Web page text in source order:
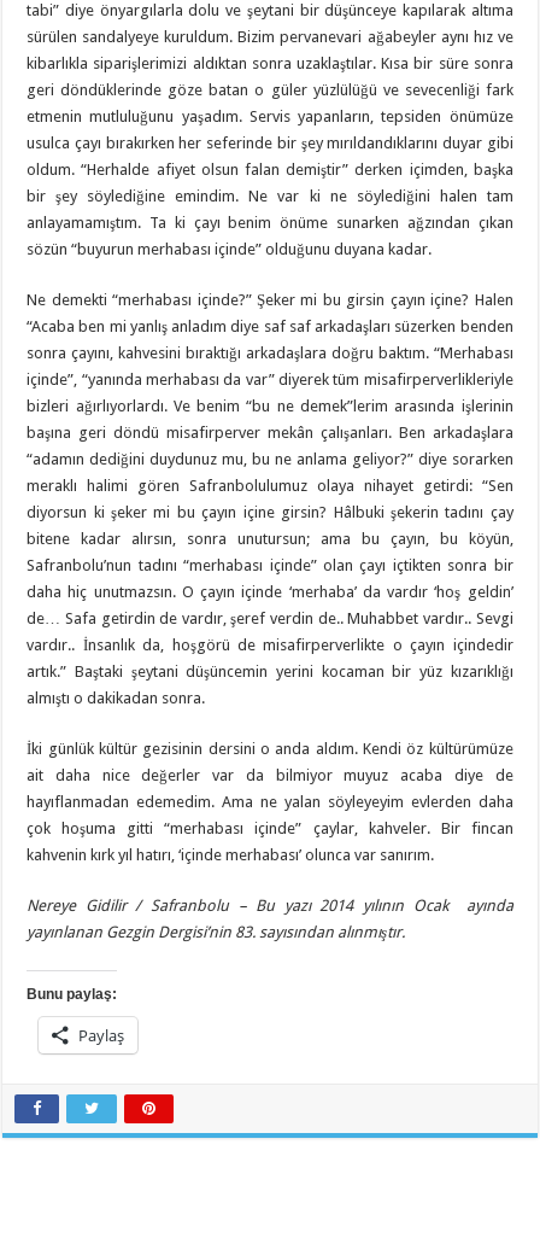
tabi” diye önyargılarla dolu ve şeytani bir düşünceye kapılarak altıma
sürülen sandalyeye kuruldum. Bizim pervanevari ağabeyler aynı hız ve
kibarlıkla siparişlerimizi aldıktan sonra uzaklaştılar. Kısa bir süre sonra
geri döndüklerinde göze batan o güler yüzlülüğü ve sevecenliği fark
etmenin mutluluğunu yaşadım. Servis yapanların, tepsiden önümüze
usulca çayı bırakırken her seferinde bir şey mırıldandıklarını duyar gibi
oldum. “Herhalde afiyet olsun falan demiştir” derken içimden, başka
bir şey söylediğine emindim. Ne var ki ne söylediğini halen tam
anlayamamıştım. Ta ki çayı benim önüme sunarken ağzından çıkan
sözün “buyurun merhabası içinde” olduğunu duyana kadar.
Ne demekti “merhabası içinde?” Şeker mi bu girsin çayın içine? Halen
“Acaba ben mi yanlış anladım diye saf saf arkadaşları süzerken benden
sonra çayını, kahvesini bıraktığı arkadaşlara doğru baktım. “Merhabası
içinde”, “yanında merhabası da var” diyerek tüm misafirperverlikleriyle
bizleri ağırlıyorlardı. Ve benim “bu ne demek”lerim arasında işlerinin
başına geri döndü misafirperver mekân çalışanları. Ben arkadaşlara
“adamın dediğini duydunuz mu, bu ne anlama geliyor?” diye sorarken
meraklı halimi gören Safranbolulumuz olaya nihayet getirdi: “Sen
diyorsun ki şeker mi bu çayın içine girsin? Hâlbuki şekerin tadını çay
bitene kadar alırsın, sonra unutursun; ama bu çayın, bu köyün,
Safranbolu’nun tadını “merhabası içinde” olan çayı içtikten sonra bir
daha hiç unutmazsın. O çayın içinde ‘merhaba’ da vardır ‘hoş geldin’
de… Safa getirdin de vardır, şeref verdin de.. Muhabbet vardır.. Sevgi
vardır.. İnsanlık da, hoşgörü de misafirperverlikte o çayın içindedir
artık.” Baştaki şeytani düşüncemin yerini kocaman bir yüz kızarıklığı
almıştı o dakikadan sonra.
İki günlük kültür gezisinin dersini o anda aldım. Kendi öz kültürümüze
ait daha nice değerler var da bilmiyor muyuz acaba diye de
hayıflanmadan edemedim. Ama ne yalan söyleyeyim evlerden daha
çok hoşuma gitti “merhabası içinde” çaylar, kahveler. Bir fincan
kahvenin kırk yıl hatırı, ‘içinde merhabası’ olunca var sanırım.
Nereye Gidilir / Safranbolu – Bu yazı 2014 yılının Ocak ayında
yayınlanan Gezgin Dergisi’nin 83. sayısından alınmıştır.
Bunu paylaş:
Paylaş